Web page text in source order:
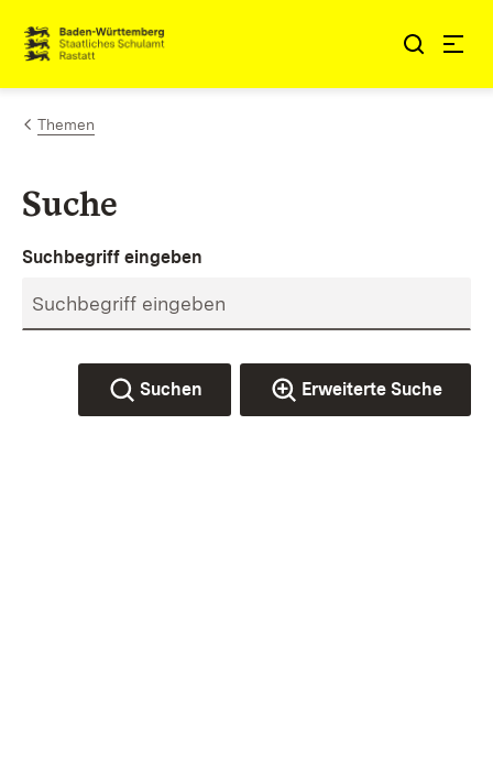
Zum Inhalt springen
Link zur Startseite
Themen
Suche
Suchbegriff eingeben
Suchen Erweiterte Suche